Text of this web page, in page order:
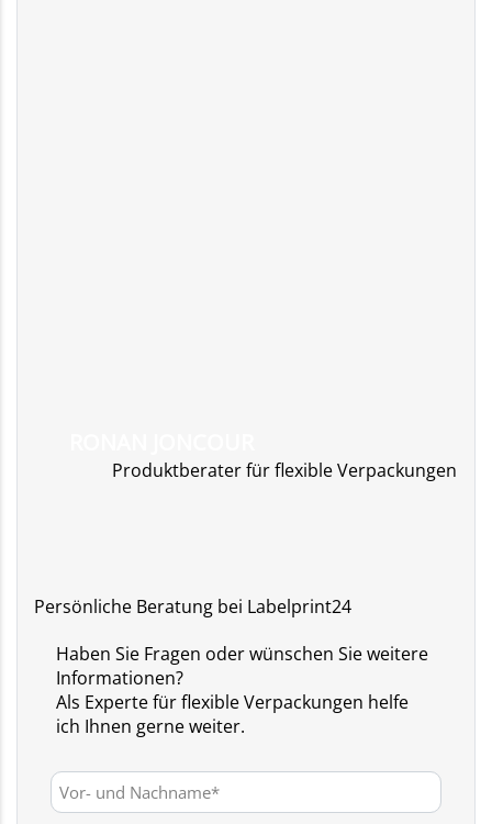
Produktberater für flexible Verpackungen
Persönliche Beratung bei Labelprint24
Haben Sie Fragen oder wünschen Sie weitere
Informationen?
Als Experte für flexible Verpackungen helfe
ich Ihnen gerne weiter.